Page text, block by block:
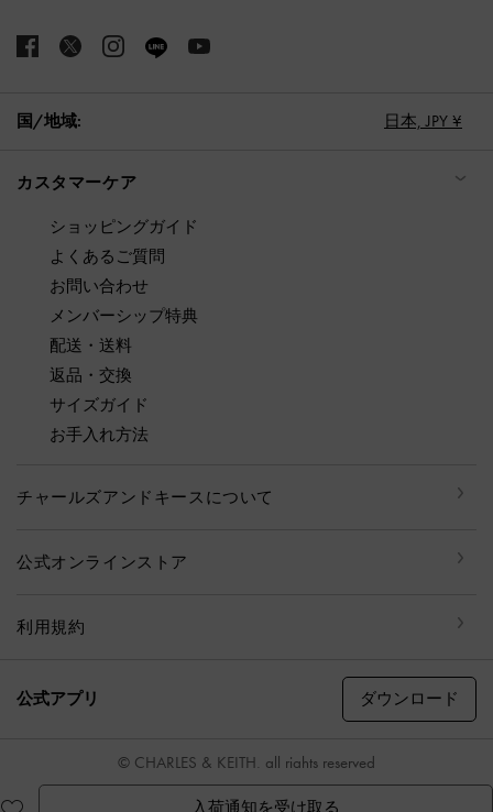
入荷通知を受け取る
国/地域: 日本, JPY ¥
カスタマーケア
ショッピングガイド
よくあるご質問
お問い合わせ
メンバーシップ特典
配送・送料
返品・交換
サイズガイド
お手入れ方法
チャールズアンドキースについて
公式オンラインストア
利用規約
公式アプリ ダウンロード
© CHARLES & KEITH, all rights reserved